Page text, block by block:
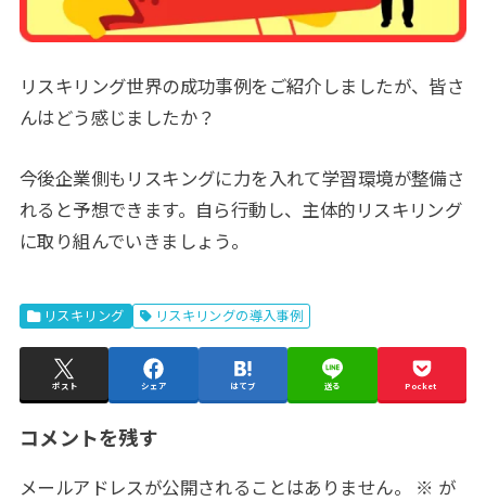
リスキリング世界の成功事例をご紹介しましたが、皆さ
んはどう感じましたか？
今後企業側もリスキングに力を入れて学習環境が整備さ
れると予想できます。自ら行動し、主体的リスキリング
に取り組んでいきましょう。
リスキリング リスキリングの導入事例
ポスト シェア はてブ 送る Pocket
コメントを残す
メールアドレスが公開されることはありません。 ※ が